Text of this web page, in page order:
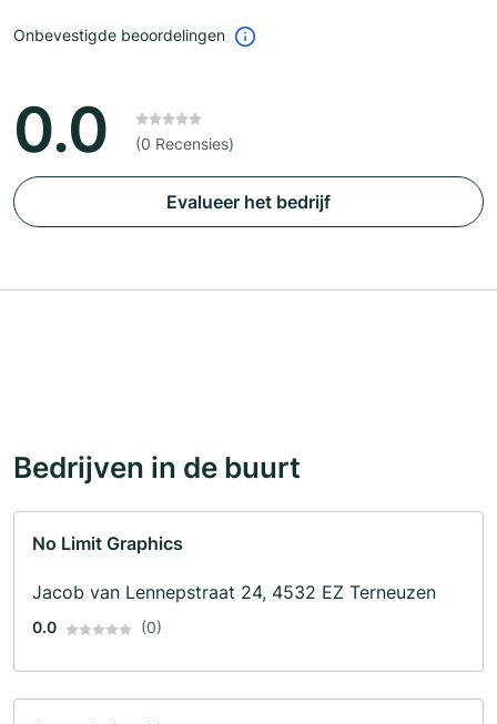
Onbevestigde beoordelingen
0.0 (0 Recensies)
Evalueer het bedrijf
Bedrijven in de buurt
No Limit Graphics
Jacob van Lennepstraat 24, 4532 EZ Terneuzen
0.0 (0)